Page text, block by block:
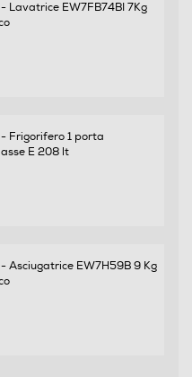
- Lavatrice EW7FB74BI 7Kg
- Frigorifero 1 porta
E 208 lt
- Asciugatrice EW7H59B 9 Kg